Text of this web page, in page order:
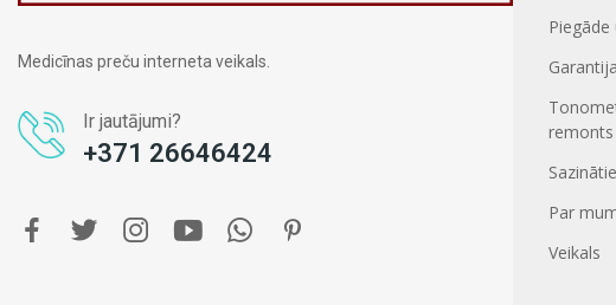
Medicīnas preču interneta veikals.
Ir jautājumi?
+371 26646424
remonts
Par
Veikals